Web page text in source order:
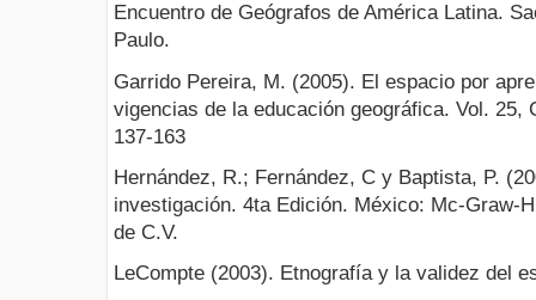
Encuentro de Geógrafos de América Latina.
Paulo.
Garrido Pereira, M. (2005). El espacio por
vigencias de la educación geográfica. Vol. 25,
137-163
Hernández, R.; Fernández, C y Baptista, P.
investigación. 4ta Edición. México: Mc-Graw-
de C.V.
LeCompte (2003). Etnografía y la validez del